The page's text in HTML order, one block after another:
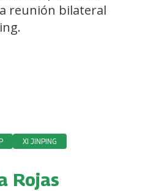
reunión bilateral
XI JINPING
Rojas